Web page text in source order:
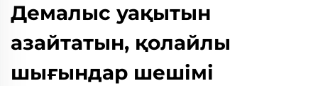
Демалыс уақытын
азайтатын, қолайлы
шығындар шешімі